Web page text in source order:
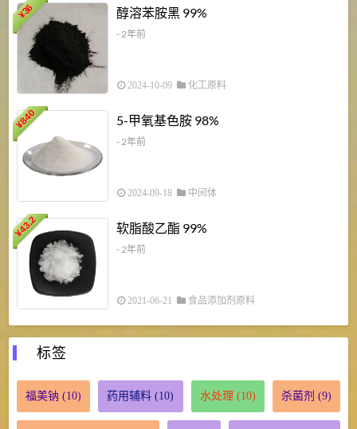
¥
36 醇溶苯胺黑 99%
- 2年前
2024-10-09 化工原料
¥
840 5-甲氧基色胺 98%
- 2年前
2024-09-18 中间体
¥
43.2 软脂酸乙酯 99%
- 2年前
2021-06-21 食品添加剂原料
标签
福美钠 (10) 药用辅料 (10) 水处理 (10) 杀菌剂 (9)